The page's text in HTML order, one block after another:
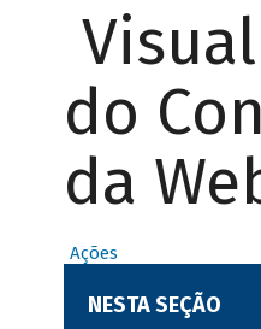
do
da
Ações
NESTA SEÇÃO